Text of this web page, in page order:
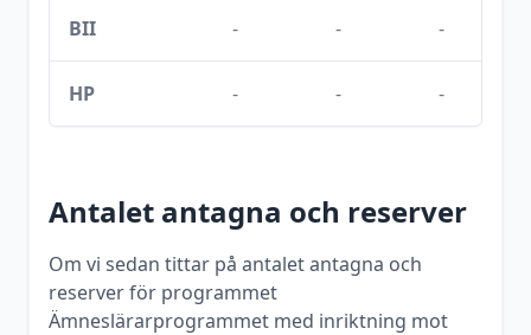
BII - - -
HP - - -
Antalet antagna och reserver
Om vi sedan tittar på antalet antagna och
reserver för programmet
Ämneslärarprogrammet med inriktning mot